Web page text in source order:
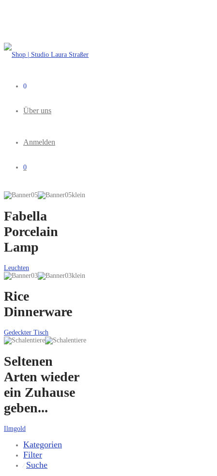
0
Über uns
Anmelden
0
Fabella
Porcelain
Lamp
Leuchten
Rice
Dinnerware
Gedeckter Tisch
Seltenen
Arten wieder
ein Zuhause
geben...
Ilmgold
Kategorien
Filter
⁄ Suche